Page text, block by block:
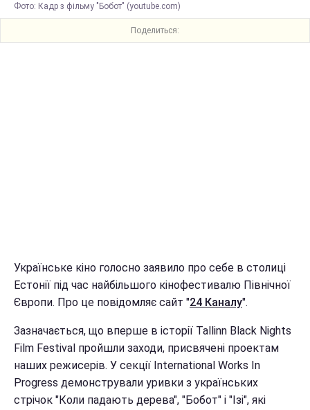
Фото: Кадр з фільму "Бобот" (youtube.com)
Поделиться:
Українське кіно голосно заявило про себе в столиці
Естонії під час найбільшого кінофестивалю Північної
Європи. Про це повідомляє сайт "24 Каналу".
Зазначається, що вперше в історії Tallinn Black Nights
Film Festival пройшли заходи, присвячені проектам
наших режисерів. У секції International Works In
Progress демонстрували уривки з українських
стрічок "Коли падають дерева", "Бобот" і "Ізі", які